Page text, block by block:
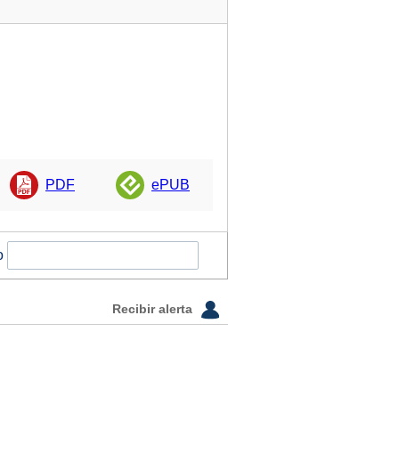
PDF ePUB
Recibir alerta